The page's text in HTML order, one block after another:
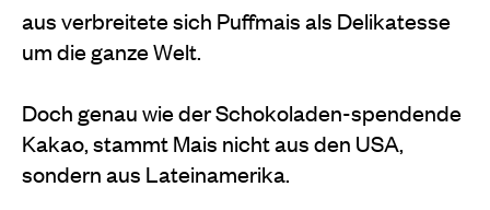
aus verbreitete sich Puffmais als Delikatesse
um die ganze Welt.
Doch genau wie der Schokoladen-spendende
Kakao, stammt Mais nicht aus den USA,
sondern aus Lateinamerika.